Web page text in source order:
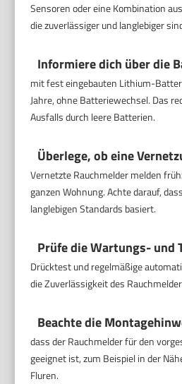
Sensoren oder eine Kombination
die zuverlässiger und langlebiger
Informiere dich über die
mit fest eingebauten Lithium-
Jahre, ohne Batteriewechsel. Das
Ausfalls durch leere Batterien.
Überlege, ob eine
Vernetzte Rauchmelder melden
ganzen Wohnung. Achte darauf,
langlebigen Standards basiert.
Prüfe die Wartungs- und
Drücktest und regelmäßige
die Zuverlässigkeit des
Beachte die
dass der Rauchmelder für den
geeignet ist, zum Beispiel in der
Fluren.